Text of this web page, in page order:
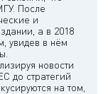
После
и
а в 2018
увидев в нём
новости
до стратегий
на том,